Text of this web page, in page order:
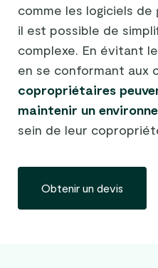
comme les logiciels
il est possible de
complexe. En évitant
en se conformant aux
copropriétaires
maintenir un
sein de leur
Obtenir un devis